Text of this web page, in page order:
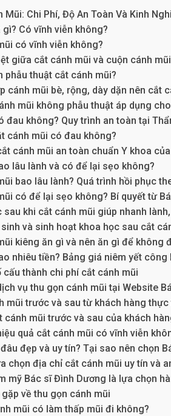
Mũi: Chi Phí, Độ An Toàn Và Kinh
Có vĩnh viễn không?
có vĩnh viễn không?
giữa cắt cánh mũi và cuộn cánh mũi
phẫu thuật cắt cánh mũi?
cánh mũi bè, rộng, dày dặn nên cắt
mũi không phẫu thuật áp dụng
đau không? Quy trình an toàn tại
cánh mũi có đau không?
cánh mũi an toàn chuẩn Y khoa
lâu lành và có để lại sẹo không?
bao lâu lành? Quá trình hồi phục
có để lại sẹo không? Bí quyết từ
sau khi cắt cánh mũi giúp nhanh
và sinh hoạt khoa học sau cắt
kiêng ăn gì và nên ăn gì để không
nhiêu tiền? Bảng giá niêm yết công
cấu thành chi phí cắt cánh mũi
vụ thu gọn cánh mũi tại Website
mũi trước và sau từ khách hàng thực
cánh mũi trước và sau của khách
quả cắt cánh mũi có vĩnh viễn
đẹp và uy tín? Tại sao nên chọn
chọn địa chỉ cắt cánh mũi uy tín và
mỹ Bác sĩ Đình Dương là lựa chọn
về thu gọn cánh mũi
mũi có làm thấp mũi đi không?